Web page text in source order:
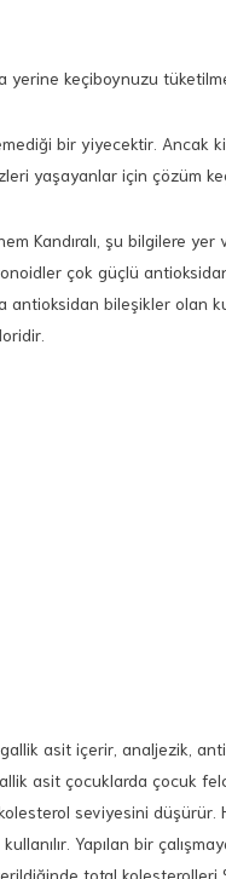
yerine keçiboynuzu
bir yiyecektir. Ancak
yaşayanlar için çözüm
Kandıralı, şu bilgilere
çok güçlü
antioksidan bileşikler olan
asit içerir, analjezik,
asit çocuklarda çocuk
seviyesini
Yapılan bir
total kolesterolleri